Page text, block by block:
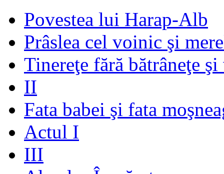
Povestea lui Harap-Alb
Prâslea cel voinic şi
Tinereţe fără bătrâneţe
II
Fata babei şi fata
Actul I
III